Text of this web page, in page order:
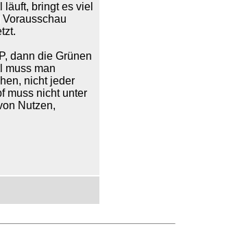
bringt es viel
dann die Grünen
muss man
nicht jeder
muss nicht unter
Nutzen,